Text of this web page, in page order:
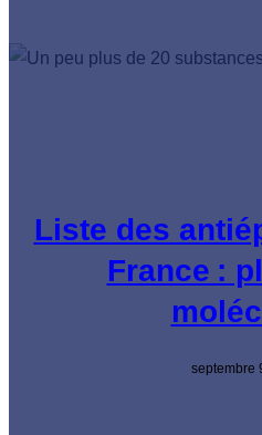
Liste des
France :
septembre